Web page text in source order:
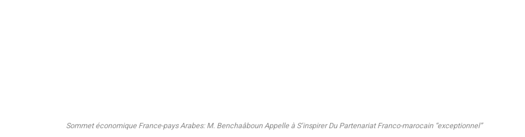
Sommet économique France-pays Arabes: M. Benchaâboun Appelle à S’inspirer Du Partenariat Franco-marocain “exceptionnel”